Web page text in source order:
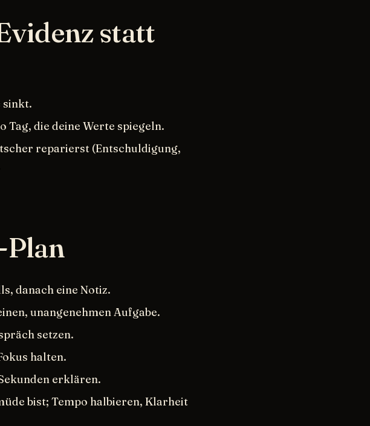
statt
sinkt.
die deine Werte spiegeln.
reparierst (Entschuldigung,
danach eine Notiz.
unangenehmen Aufgabe.
setzen.
halten.
erklären.
bist; Tempo halbieren, Klarheit